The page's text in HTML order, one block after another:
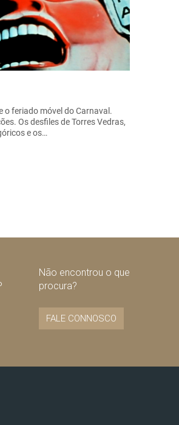
o feriado móvel do Carnaval.
Os desfiles de Torres Vedras,
e os…
Não encontrou o que
procura?
FALE CONNOSCO